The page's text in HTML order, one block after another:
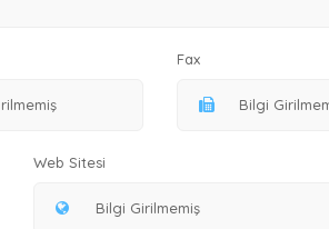
Fax
Web Sitesi